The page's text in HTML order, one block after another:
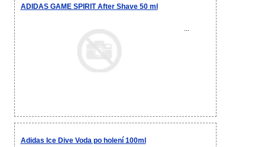
ADIDAS GAME SPIRIT After Shave 50 ml
...
Adidas Ice Dive Voda po holení 100ml